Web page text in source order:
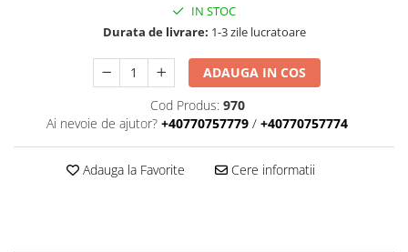
petexpress PLUS+
Promotii si oferte
ROZATOARE
IN STOC
Durata de livrare: 1-3 zile lucratoare
ADAUGA IN COS
Cod Produs: 970
Ai nevoie de ajutor? +40770757779 / +40770757774
Adauga la Favorite Cere informatii